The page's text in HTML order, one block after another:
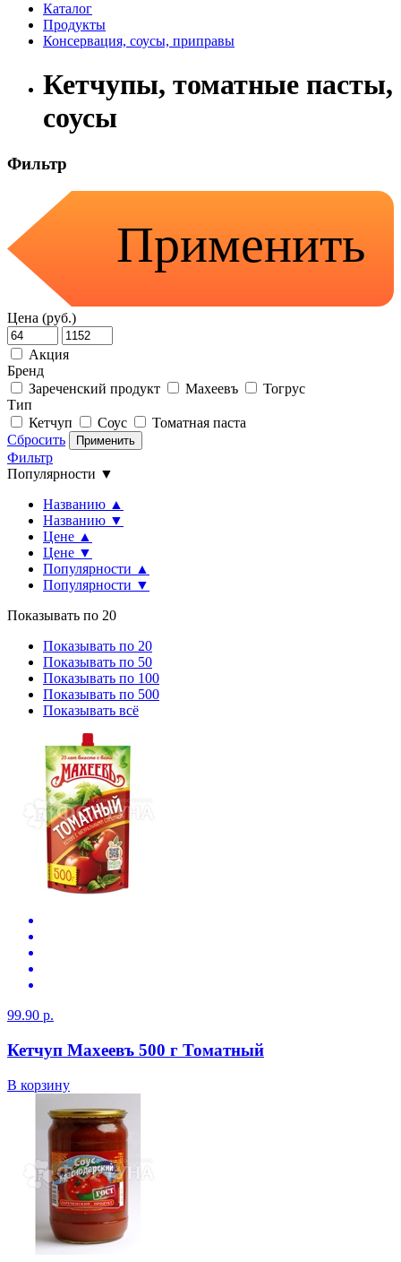
Каталог
Продукты
Консервация, соусы, приправы
Кетчупы, томатные пасты,
соусы
Фильтр
Применить
Цена (руб.)
Акция
Бренд
Зареченский продукт
Махеевъ
Тогрус
Тип
Кетчуп
Соус
Томатная паста
Сбросить
Применить
Фильтр
Популярности ▼
Названию ▲
Названию ▼
Цене ▲
Цене ▼
Популярности ▲
Популярности ▼
Показывать по 20
Показывать по 20
Показывать по 50
Показывать по 100
Показывать по 500
Показывать всё
99.90 р.
Кетчуп Махеевъ 500 г Томатный
В корзину